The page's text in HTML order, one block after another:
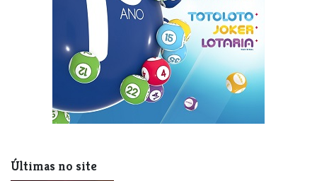
Últimas no site